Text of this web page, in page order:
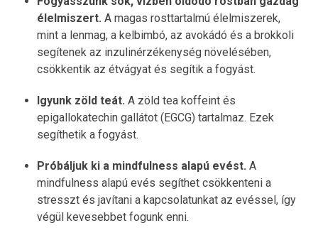
élelmiszert.A magas rosttartalmú élelmiszerek,
mint a lenmag, a kelbimbó, az avokádó és a brokkoli
segítenek az inzulinérzékenység növelésében,
csökkentik az étvágyat és segítik a fogyást.
Igyunk zöld teát.A zöld tea koffeint és
epigallokatechin gallátot (EGCG) tartalmaz. Ezek
segíthetik a fogyást.
Próbáljuk ki a mindfulness alapú evést.A
mindfulness alapú evés segíthet csökkenteni a
stresszt és javítani a kapcsolatunkat az evéssel, így
végül kevesebbet fogunk enni.